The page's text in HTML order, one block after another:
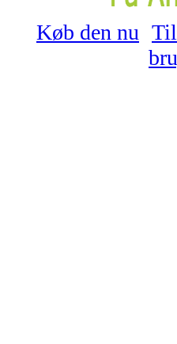
Køb den nu